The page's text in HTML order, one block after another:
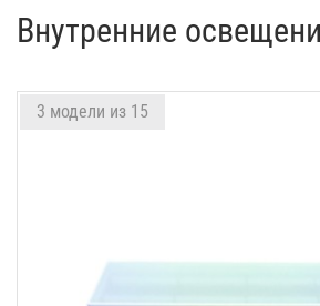
Внутренние
3 модели из 15